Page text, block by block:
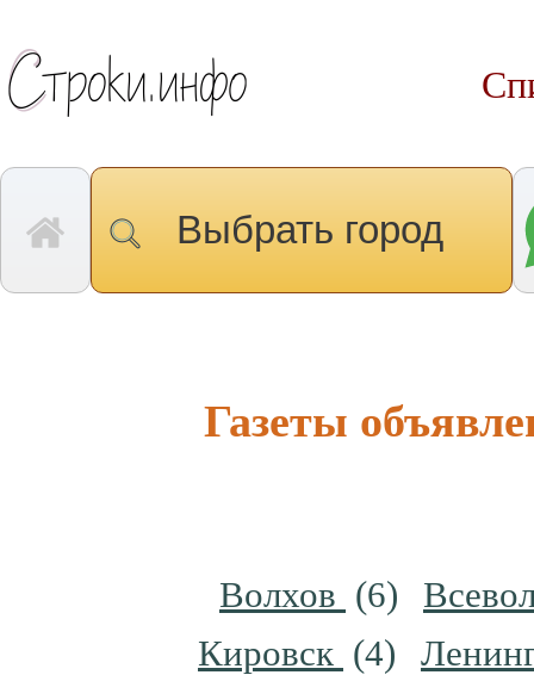
Выбрать город
Газеты
Волхов (6)
Кировск (4)